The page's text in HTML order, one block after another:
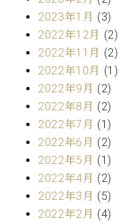
2023年1月 (3)
2022年12月 (2)
2022年11月 (2)
2022年10月 (1)
2022年9月 (2)
2022年8月 (2)
2022年7月 (1)
2022年6月 (2)
2022年5月 (1)
2022年4月 (2)
2022年3月 (5)
2022年2月 (4)